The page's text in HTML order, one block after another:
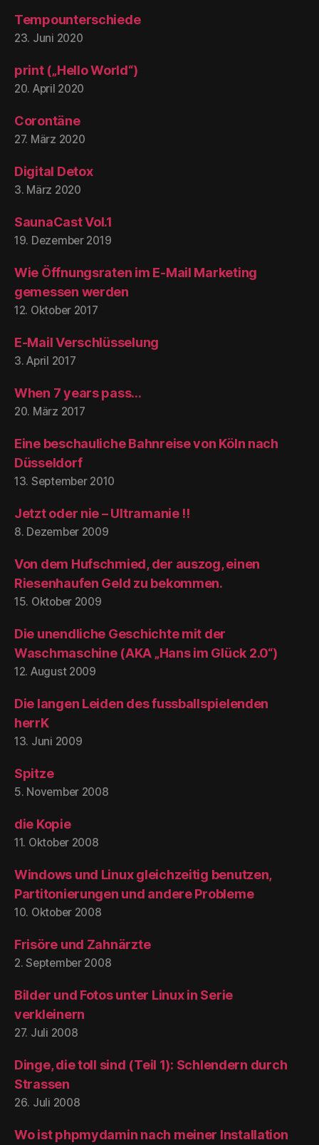
Tempounterschiede
23. Juni 2020
print („Hello World“)
20. April 2020
Corontäne
27. März 2020
Digital Detox
3. März 2020
SaunaCast Vol.1
19. Dezember 2019
Wie Öffnungsraten im E-Mail Marketing
gemessen werden
12. Oktober 2017
E-Mail Verschlüsselung
3. April 2017
When 7 years pass…
20. März 2017
Eine beschauliche Bahnreise von Köln nach
Düsseldorf
13. September 2010
Jetzt oder nie – Ultramanie !!
8. Dezember 2009
Von dem Hufschmied, der auszog, einen
Riesenhaufen Geld zu bekommen.
15. Oktober 2009
Die unendliche Geschichte mit der
Waschmaschine (AKA „Hans im Glück 2.0“)
12. August 2009
Die langen Leiden des fussballspielenden
herrK
13. Juni 2009
Spitze
5. November 2008
die Kopie
11. Oktober 2008
Windows und Linux gleichzeitig benutzen,
Partitonierungen und andere Probleme
10. Oktober 2008
Frisöre und Zahnärzte
2. September 2008
Bilder und Fotos unter Linux in Serie
verkleinern
27. Juli 2008
Dinge, die toll sind (Teil 1): Schlendern durch
Strassen
26. Juli 2008
Wo ist phpmydamin nach meiner Installation